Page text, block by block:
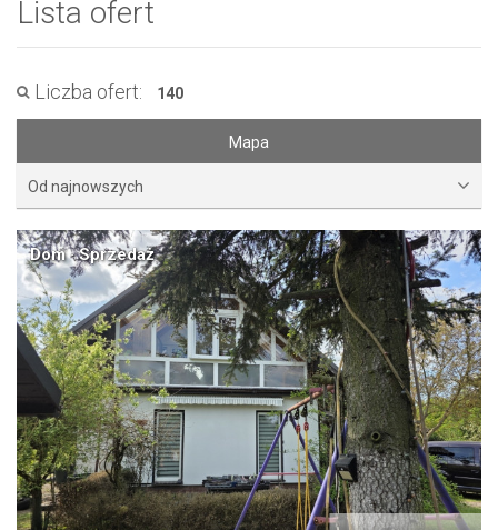
Lista ofert
Liczba ofert: 140
Mapa
Od najnowszych
Dom · Sprzedaż